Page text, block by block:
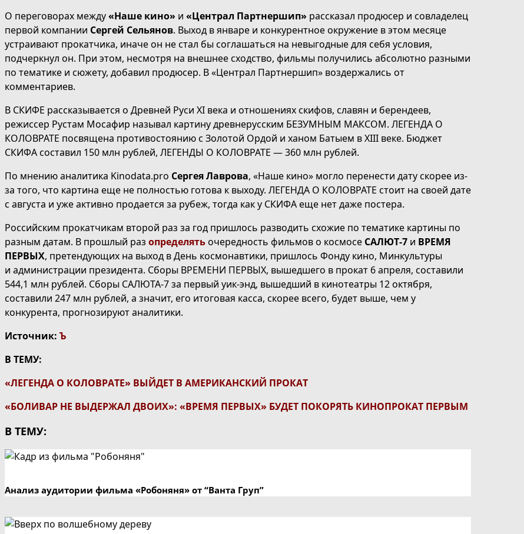
О переговорах между«Наше кино» и «Централ Партнершип» рассказал продюсер и совладелец
первой компании Сергей Сельянов. Выход в январе и конкурентное окружение в этом месяце
устраивают прокатчика, иначе он не стал бы соглашаться на невыгодные для себя условия,
подчеркнул он. При этом, несмотря на внешнее сходство, фильмы получились абсолютно разными
по тематике и сюжету, добавил продюсер. В «Централ Партнершип» воздержались от
комментариев.
В СКИФЕ рассказывается о Древней Руси XI века и отношениях скифов, славян и берендеев,
режиссер Рустам Мосафир называл картину древнерусским БЕЗУМНЫМ МАКСОМ. ЛЕГЕНДА О
КОЛОВРАТЕ посвящена противостоянию с Золотой Ордой и ханом Батыем в XIII веке. Бюджет
СКИФА составил 150 млн рублей, ЛЕГЕНДЫ О КОЛОВРАТЕ — 360 млн рублей.
По мнению аналитика Kinodata.pro Сергея Лаврова, «Наше кино» могло перенести дату скорее из-
за того, что картина еще не полностью готова к выходу. ЛЕГЕНДА О КОЛОВРАТЕ стоит на своей дате
с августа и уже активно продается за рубеж, тогда как у СКИФА еще нет даже постера.
Российским прокатчикам второй раз за год пришлось разводить схожие по тематике картины по
разным датам. В прошлый раз определятьочередность фильмов о космосе САЛЮТ-7 и ВРЕМЯ
ПЕРВЫХ, претендующих на выход в День космонавтики, пришлось Фонду кино, Минкультуры
и администрации президента. Сборы ВРЕМЕНИ ПЕРВЫХ, вышедшего в прокат 6 апреля, составили
544,1 млн рублей. Сборы САЛЮТА-7 за первый уик-энд, вышедший в кинотеатры 12 октября,
составили 247 млн рублей, а значит, его итоговая касса, скорее всего, будет выше, чем у
конкурента, прогнозируют аналитики.
Источник: Ъ
В ТЕМУ:
«ЛЕГЕНДА О КОЛОВРАТЕ» ВЫЙДЕТ В АМЕРИКАНСКИЙ ПРОКАТ
«БОЛИВАР НЕ ВЫДЕРЖАЛ ДВОИХ»: «ВРЕМЯ ПЕРВЫХ» БУДЕТ ПОКОРЯТЬ КИНОПРОКАТ ПЕРВЫМ
В ТЕМУ:
Анализ аудитории фильма «Робоняня» от “Ванта Груп”